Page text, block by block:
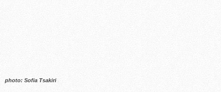
photo: Sofia Tsakiri